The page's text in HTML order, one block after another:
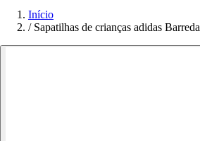
Início
/ Sapatilhas de crianças adidas Barreda